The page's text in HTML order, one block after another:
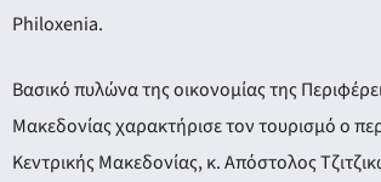
Philoxenia.
Βασικό πυλώνα της οικονομίας της
Μακεδονίας χαρακτήρισε τον τουρισμό ο
Κεντρικής Μακεδονίας, κ. Απόστολος